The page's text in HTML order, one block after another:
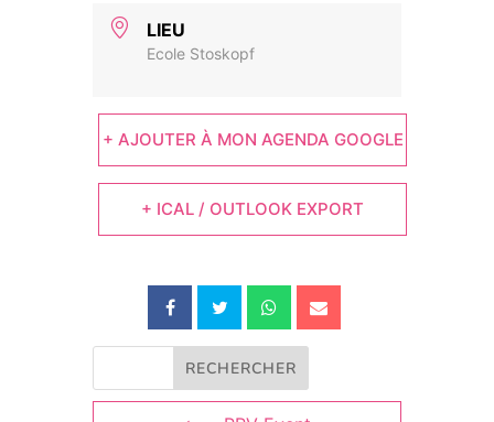
LIEU
Ecole Stoskopf
+ AJOUTER À MON AGENDA GOOGLE
+ ICAL / OUTLOOK EXPORT